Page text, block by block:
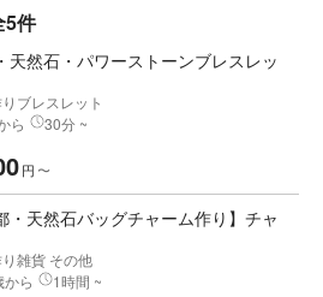
5件
天然石・パワーストーンブレスレッ
ブレスレット
ら
30分 ~
円 〜
・天然石バッグチャーム作り】チャ
雑貨 その他
から
1時間 ~